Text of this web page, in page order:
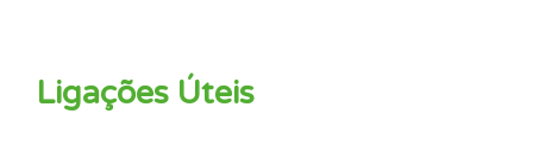
Ligações Úteis